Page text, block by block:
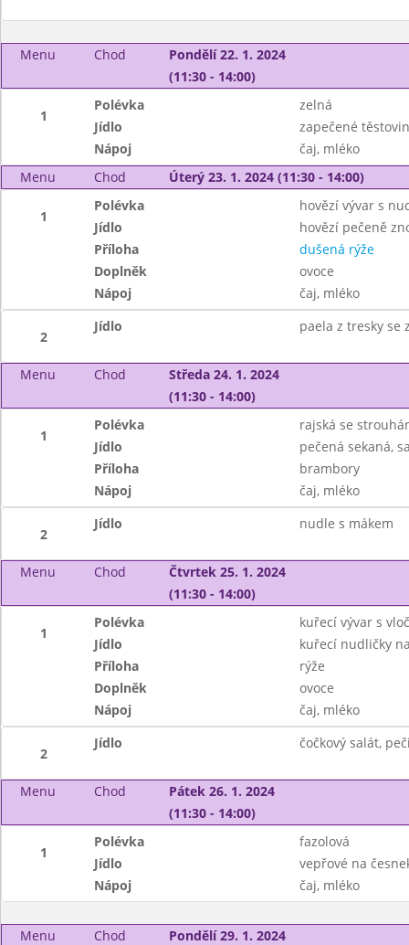
Menu Chod
Pondělí 22. 1. 2024
(11:30 - 14:00)
1
Polévka
zelná
Jídlo
zapečené
Nápoj
čaj, mléko
Menu
Chod Úterý 23. 1. 2024 (11:30 - 14:00)
1
Polévka
hovězí vývar s
Jídlo
hovězí pečeně
Příloha
dušená rýže
Doplněk
ovoce
Nápoj
čaj, mléko
2
Jídlo paela z tresky se
Menu Chod
Středa 24. 1. 2024
(11:30 - 14:00)
1
Polévka
rajská se
Jídlo
pečená sekaná,
Příloha
brambory
Nápoj
čaj, mléko
2
Jídlo nudle s mákem
Menu Chod
Čtvrtek 25. 1. 2024
(11:30 - 14:00)
1
Polévka
kuřecí vývar s
Jídlo
kuřecí nudličky
Příloha
rýže
Doplněk
ovoce
Nápoj
čaj, mléko
2
Jídlo čočkový salát,
Menu Chod
Pátek 26. 1. 2024
(11:30 - 14:00)
1
Polévka
fazolová
Jídlo
vepřové na
Nápoj
čaj, mléko
Menu Chod
Pondělí 29. 1. 2024